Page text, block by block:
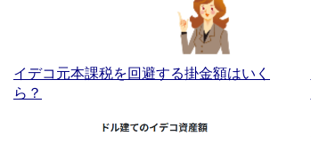
イデコ元本課税を回避する掛金額はいく
ら？